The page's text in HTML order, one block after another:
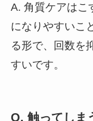
A. 角質ケアはこ
になりやすいこ
る形で、回数を
すいです。
Q. 触ってしま